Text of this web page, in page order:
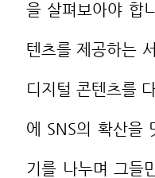
을 살펴보아야 합
텐츠를 제공하는
디지털 콘텐츠를
에 SNS의 확산을
기를 나누며 그들